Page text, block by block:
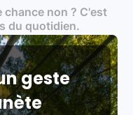
(DEEE)
des standards
de contrôle en
RoHS, et du
réparation)
chance non ? C'est
du quotidien.
geste